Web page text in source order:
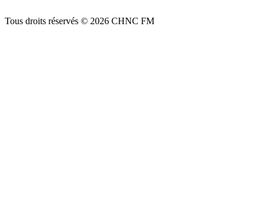
Tous droits réservés © 2026 CHNC FM